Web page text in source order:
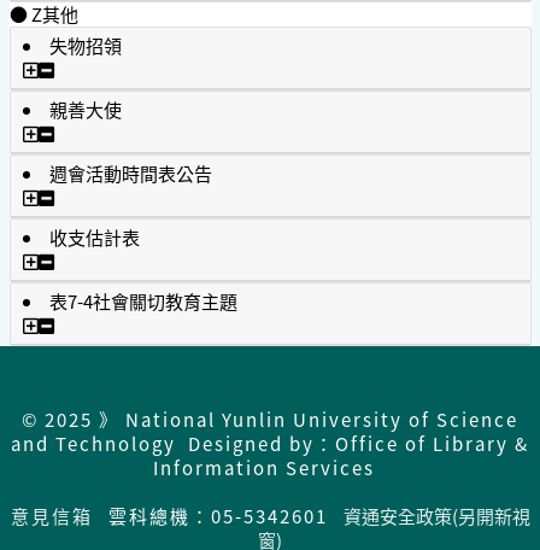
● Z其他
失物招領
失物招領
親善大使
親善大使
週會活動時間表公告
週會活動時間表公告
收支估計表
收支估計表
表7-4社會關切教育主題
表7-4社會關切教育主題
© 2025 》 National Yunlin University of Science
and Technology Designed by：Office of Library &
Information Services
意見信箱
雲科總機：05-5342601
資通安全政策(另開新視
窗)